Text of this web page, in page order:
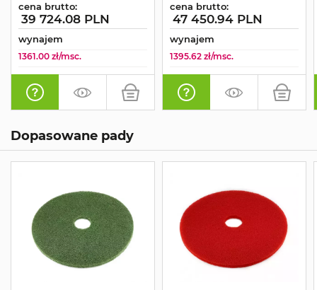
cena brutto:
39 724.08 PLN
wynajem
1361.00 zł/msc.
cena brutto:
47 450.94 PLN
wynajem
1395.62 zł/msc.
Dopasowane pady